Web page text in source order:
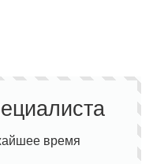
время